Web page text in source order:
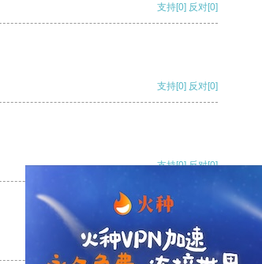
支持[0] 反对[0]
支持[0] 反对[0]
支持[0] 反对[0]
支持[0] 反对